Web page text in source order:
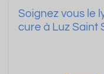
Soignez vous le
cure à Luz Saint